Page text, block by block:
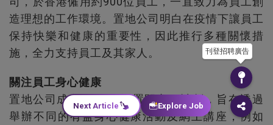
造理想的工作環境。置地公司明白在疫情下讓員工
保持快樂和健康的重要性，因此推行多種關懷措
施，全力支持員工及其家人。
關注員工身心健康
置地公司成立「置健康‧置開心」計劃，旨在透過
舉辦不同的有益身心健康活動及網上講座，例如
刊登招聘廣告
Next Article Explore Job